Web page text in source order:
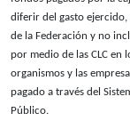
diferir del gasto ejercido,
de la Federación y no
por medio de las CLC en
organismos y las
pagado a través del
Público.